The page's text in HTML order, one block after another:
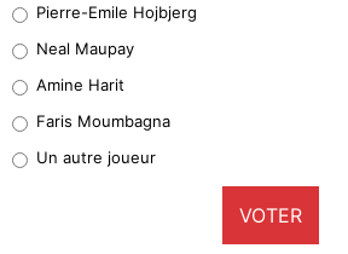
5%
1%
9%
Pierre-Emile Hojbjerg
Neal Maupay
Amine Harit
Faris Moumbagna
Un autre joueur
VOTER